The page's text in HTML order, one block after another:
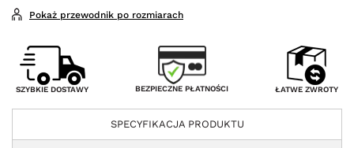
Pokaż przewodnik po rozmiarach
SZYBKIE DOSTAWY BEZPIECZNE PŁATNOŚCI ŁATWE ZWROTY
SPECYFIKACJA PRODUKTU